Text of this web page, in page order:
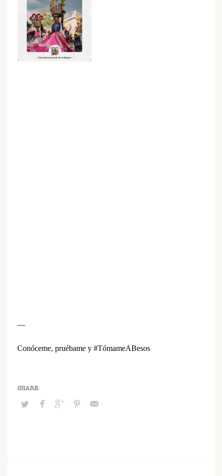
—
Conóceme, pruébame y #TómameABesos